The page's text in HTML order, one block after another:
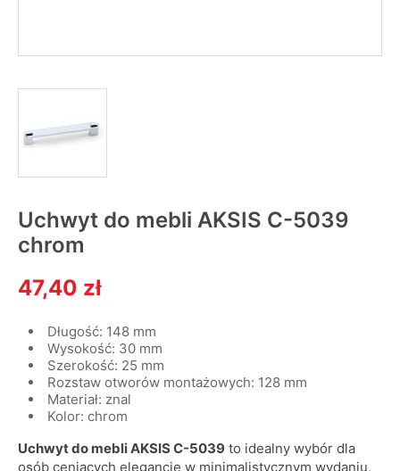
Uchwyt do mebli AKSIS C-5039
chrom
47,40 zł
Długość: 148 mm
Wysokość: 30 mm
Szerokość: 25 mm
Rozstaw otworów montażowych: 128 mm
Materiał: znal
Kolor: chrom
Uchwyt do mebli AKSIS C-5039 to idealny wybór dla
osób ceniących elegancję w minimalistycznym wydaniu,